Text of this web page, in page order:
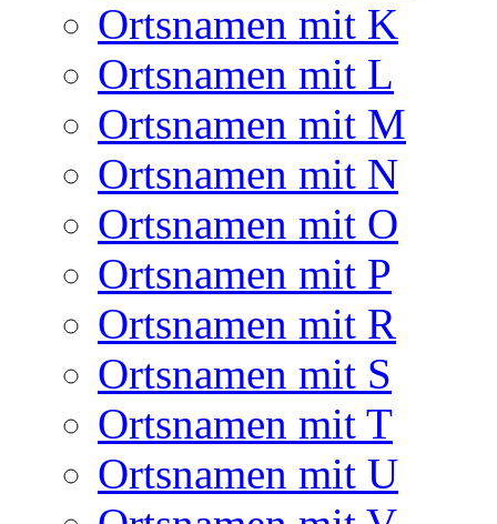
Ortsnamen mit K
Ortsnamen mit L
Ortsnamen mit M
Ortsnamen mit N
Ortsnamen mit O
Ortsnamen mit P
Ortsnamen mit R
Ortsnamen mit S
Ortsnamen mit T
Ortsnamen mit U